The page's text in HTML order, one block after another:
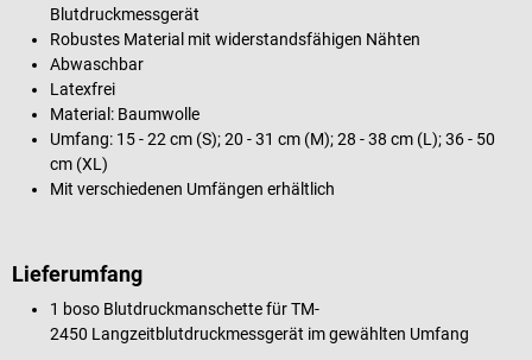
Blutdruckmessgerät
Robustes Material mit widerstandsfähigen Nähten
Abwaschbar
Latexfrei
Material: Baumwolle
Umfang: 15 - 22 cm (S); 20 - 31 cm (M); 28 - 38 cm (L); 36 - 50
cm (XL)
Mit verschiedenen Umfängen erhältlich
Lieferumfang
1 boso Blutdruckmanschette für TM-
2450 Langzeitblutdruckmessgerät im gewählten Umfang